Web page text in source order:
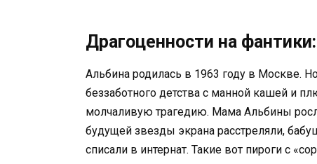
Драгоценности на
Альбина родилась в 1963 году в Москве.
беззаботного детства с манной кашей
молчаливую трагедию. Мама Альбины
будущей звезды экрана расстреляли,
списали в интернат. Такие вот пироги с